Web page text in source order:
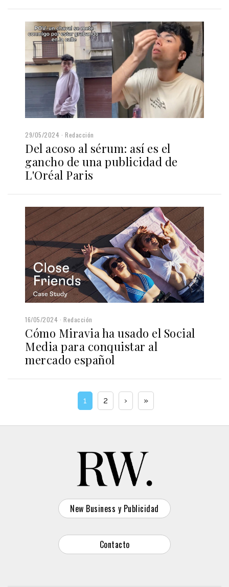
29/05/2024 Redacción
Del acoso al sérum: así es el
gancho de una publicidad de
L'Oréal Paris
16/05/2024 Redacción
Cómo Miravia ha usado el Social
Media para conquistar al
mercado español
1 2 › »
New Business y Publicidad
Contacto